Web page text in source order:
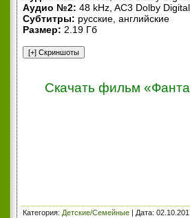
Аудио №2: 48 kHz, AC3 Dolby
Субтитры: русские, английские
Размер: 2.19 Гб
Скачать фильм
Категория: Детские/Семейные | Дата: